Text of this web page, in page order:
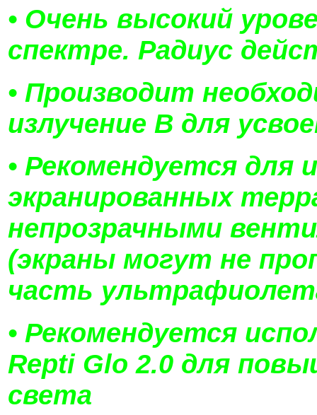
• Очень высокий
спектре. Радиус
• Производит
излучение В для
• Рекомендуется для
экранированных
непрозрачными
(экраны могут не
часть
• Рекомендуется
Repti Glo 2.0 для
света